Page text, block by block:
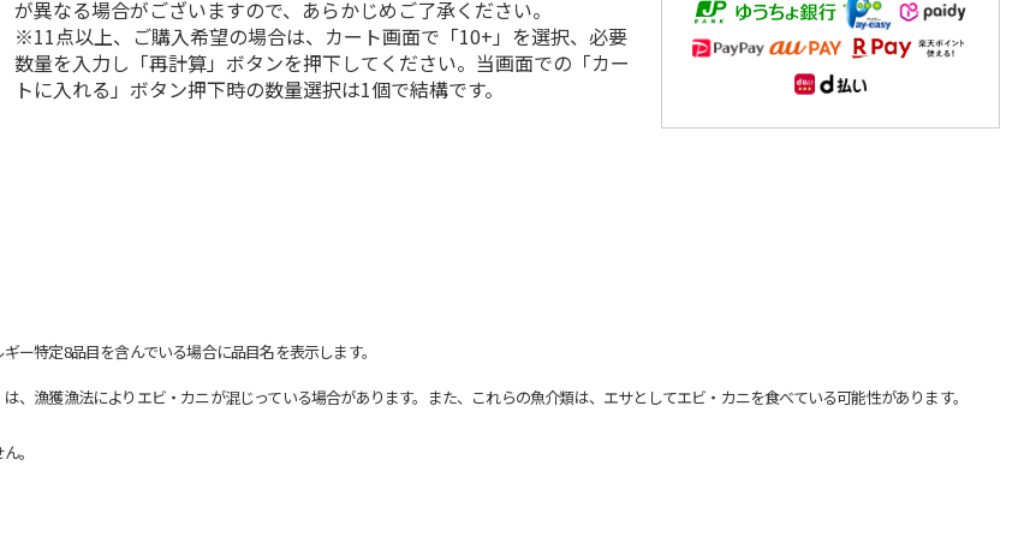
が異なる場合がございますので、あらかじめご了承ください。
※11点以上、ご購入希望の場合は、カート画面で「10+」を選択、必要
数量を入力し「再計算」ボタンを押下してください。当画面での「カー
トに入れる」ボタン押下時の数量選択は1個で結構です。
特定8品目を含んでいる場合に品目名を表示します。
漁獲漁法によりエビ・カニが混じっている場合があります。また、これらの魚介類は、エサとしてエビ・カニを食べている可能性があります。
。